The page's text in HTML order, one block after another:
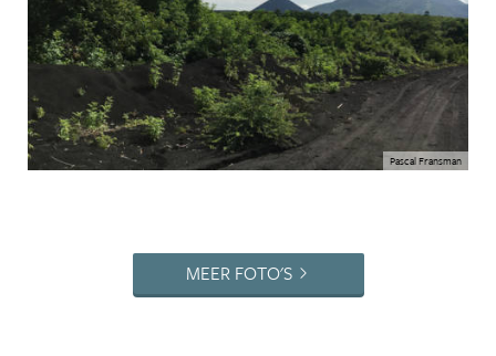
Pascal Fransman
MEER FOTO'S